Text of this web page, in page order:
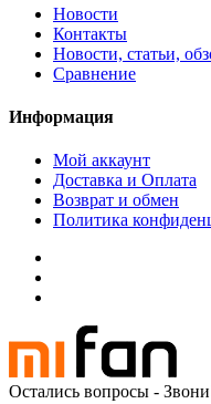
Новости
Контакты
Новости, статьи,
Сравнение
Информация
Мой аккаунт
Доставка и Оплата
Возврат и обмен
Политика
Остались вопросы -